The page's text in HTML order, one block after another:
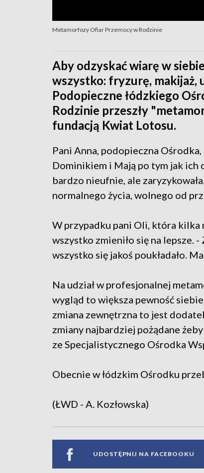
Metamorfozy Ofiar Przemocy w Rodzinie
Aby odzyskać wiarę w
wszystko: fryzurę, makijaż,
Podopieczne łódzkiego
Rodzinie przeszły
fundacją Kwiat Lotosu.
Pani Anna, podopieczna
Dominikiem i Mają po tym jak ich
bardzo nieufnie, ale
normalnego życia, wolnego od
W przypadku pani Oli, która kilka
wszystko zmieniło się na lepsze. -
wszystko się jakoś poukładało.
Na udział w profesjonalnej
wygląd to większa pewność
zmiana zewnętrzna to jest
zmiany najbardziej pożądane
ze Specjalistycznego Ośrodka
Obecnie w łódzkim Ośrodku
(ŁWD - A. Kozłowska)
UDOSTĘPNIJ NA FACEBOOKU